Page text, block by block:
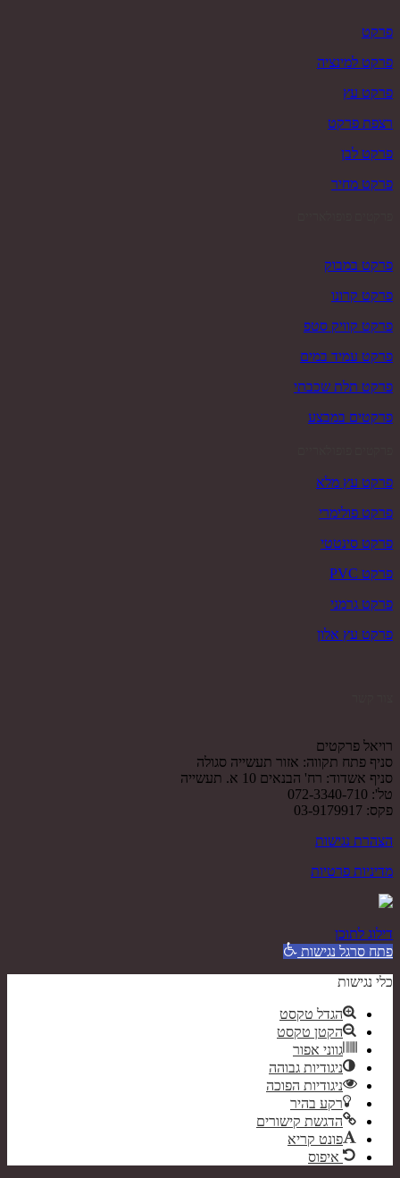
פרקט
פרקט למינציה
פרקט עץ
רצפת פרקט
פרקט לבן
פרקט מחיר
פרקט במבוק
פרקט קרונו
פרקט קוויק סטפ
פרקט עמיד במים
פרקט תלת שכבתי
פרקטים במבצע
פרקט עץ מלא
פרקט פולימרי
פרקט סינטטי
פרקט PVC
פרקט גרמני
פרקט עץ אלון
רויאל פרקטים
סניף פתח תקווה: אזור תעשייה סגולה
סניף אשדוד: רח' הבנאים 10 א. תעשייה
טל': 072-3340-710
פקס: 03-9179917
הצהרת נגישות
מדיניות פרטיות
דילוג לתוכן
פתח סרגל נגישות
כלי נגישות
הגדל טקסט
הקטן טקסט
גווני אפור
ניגודיות גבוהה
ניגודיות הפוכה
רקע בהיר
הדגשת קישורים
פונט קריא
איפוס